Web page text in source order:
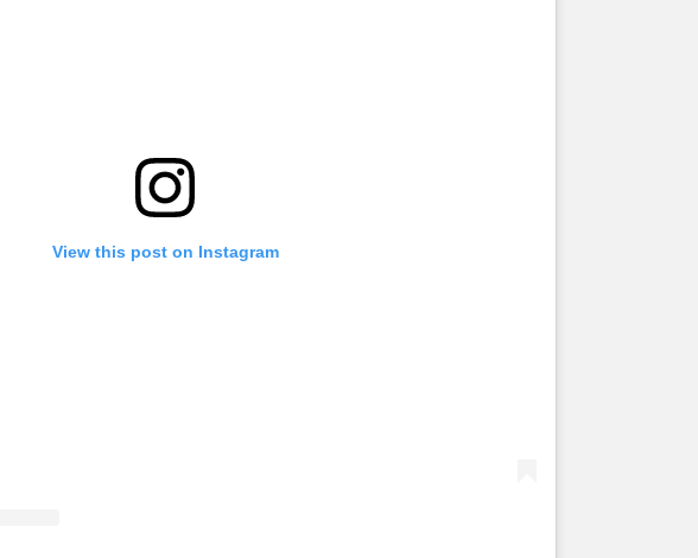
View this post on Instagram